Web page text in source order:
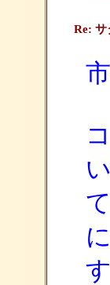
Re: サ